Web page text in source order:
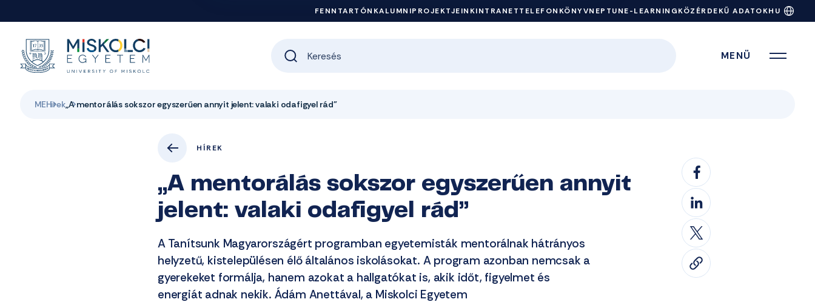
FENNTARTÓNKALUMNIPROJEKTJEINKINTRANETTELEFONKÖNYVNEPTUNE-LEARNINGKÖZÉRDEKŰ ADATOKHU
MENÜ
MEHirek„A mentorálás sokszor egyszerűen annyit jelent: valaki odafigyel rád”
HÍREK
„A mentorálás sokszor egyszerűen annyit
jelent: valaki odafigyel rád”
A Tanítsunk Magyarországért programban egyetemisták mentorálnak hátrányos
helyzetű, kistelepülésen élő általános iskolásokat. A program azonban nemcsak a
gyerekeket formálja, hanem azokat a hallgatókat is, akik időt, figyelmet és
energiát adnak nekik. Ádám Anettával, a Miskolci Egyetem